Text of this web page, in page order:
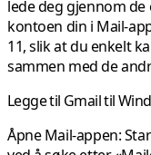
lede deg gjennom
kontoen din i Mail-
11, slik at du enkelt
sammen med de
Legge til Gmail til
Åpne Mail-appen: